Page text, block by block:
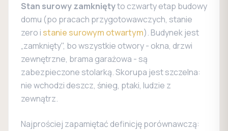
Stan surowy zamkniętyto czwarty etap budowy
domu (po pracach przygotowawczych, stanie
zero i stanie surowym otwartym). Budynek jest
„zamknięty", bo wszystkie otwory - okna, drzwi
zewnętrzne, brama garażowa - są
zabezpieczone stolarką. Skorupa jest szczelna:
nie wchodzi deszcz, śnieg, ptaki, ludzie z
zewnątrz.
Najprościej zapamiętać definicję porównawczą: